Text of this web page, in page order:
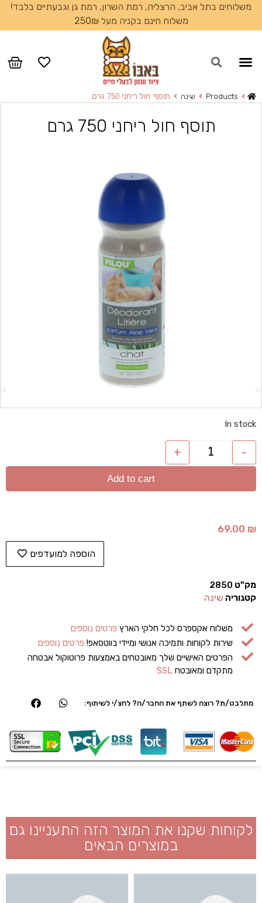
משלוחים בתל אביב, הרצליה, רמת השרון, רמת גן וגבעתיים בלבד!
משלוח חינם בקניה מעל 250₪
Products שינה תוסף חול ריחני 750 גרם
תוסף חול ריחני 750 גרם
In stock
-
+
Add to cart
69.00 ₪
הוספה למועדפים
מק"ט 2850
קטגוריה שינה
משלוח אקספרס לכל חלקי הארץ פרטים נוספים
שירות לקוחות ותמיכה אנושי ומיידי בווטסאפ! פרטים נוספים
הפרטים האישיים שלך מאובטחים באמצעות פרוטוקול אבטחה
מתקדם ומאובטחSSL
מתלבט/ת? רוצה לשתף את החבר/ה? לחצ/י לשיתוף:
לקוחות שקנו את המוצר הזה התעניינו גם
במוצרים הבאים